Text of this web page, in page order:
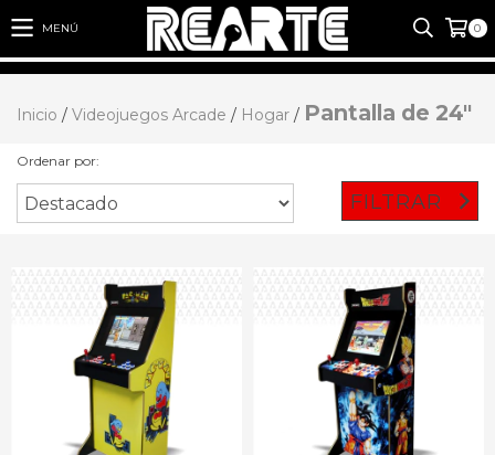
MENÚ 0
Inicio / Videojuegos Arcade / Hogar / Pantalla de 24"
Ordenar por:
FILTRAR